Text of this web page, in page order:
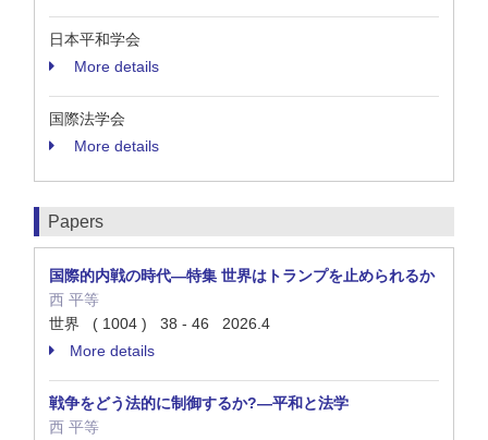
日本平和学会
More details
国際法学会
More details
Papers
国際的内戦の時代—特集 世界はトランプを止められるか
西 平等
世界 ( 1004 ) 38 - 46 2026.4
More details
戦争をどう法的に制御するか?—平和と法学
西 平等